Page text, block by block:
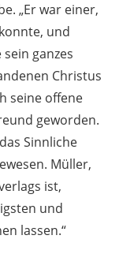
„Er war einer,
und
ganzes
Christus
seine offene
geworden.
Sinnliche
Müller,
ist,
und
lassen.“